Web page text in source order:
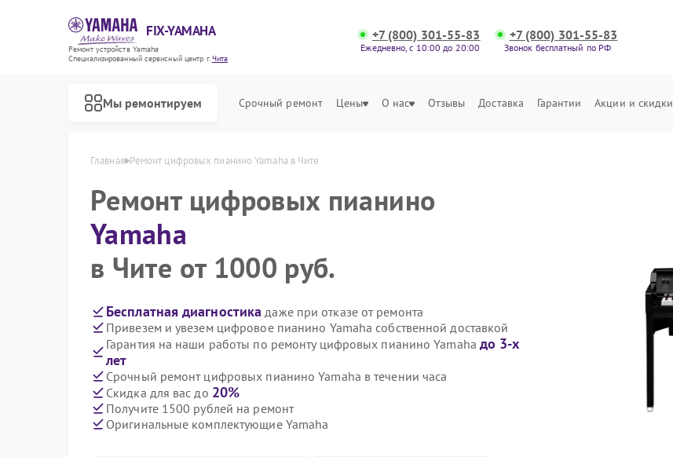
FIX-YAMAHA
Ремонт устройств Yamaha
Специализированный cервисный центр г.Чита
+7 (800) 301-55-83
Ежедневно, с 10:00 до 20:00
+7 (800) 301-55-83
Звонок бесплатный по РФ
Мы ремонтируем Срочный ремонт Цены О нас Отзывы Доставка Гарантии Акции и скидки
Главная Ремонт цифровых пианино Yamaha в Чите
Ремонт цифровых пианино
Yamaha
в Чите от 1000 руб.
Бесплатная диагностика даже при отказе от ремонта
Привезем и увезем цифровое пианино Yamaha собственной доставкой
Гарантия на наши работы по ремонту цифровых пианино Yamaha до 3-х
лет
Срочный ремонт цифровых пианино Yamaha в течении часа
Скидка для вас до 20%
Получите 1500 рублей на ремонт
Оригинальные комплектующие Yamaha